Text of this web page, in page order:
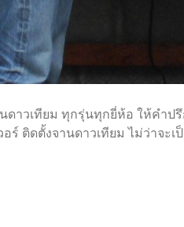
ดาวเทียม ทุกรุ่นทุกยี่ห้อ ให้ค
ติดตั้งจานดาวเทียม ไม่ว่าจะ